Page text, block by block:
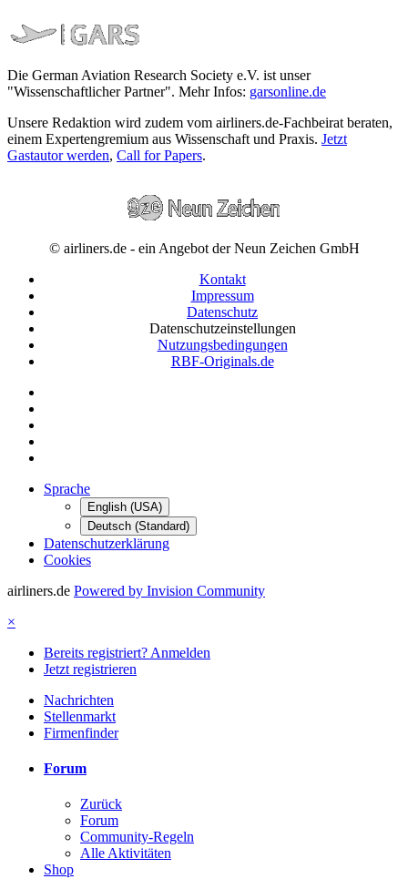
Die German Aviation Research Society e.V. ist unser
"Wissenschaftlicher Partner". Mehr Infos: garsonline.de
Unsere Redaktion wird zudem vom airliners.de-Fachbeirat beraten,
einem Expertengremium aus Wissenschaft und Praxis. Jetzt
Gastautor werden, Call for Papers.
© airliners.de - ein Angebot der Neun Zeichen GmbH
Kontakt
Impressum
Datenschutz
Datenschutzeinstellungen
Nutzungsbedingungen
RBF-Originals.de
Sprache
English (USA)
Deutsch (Standard)
Datenschutzerklärung
Cookies
airliners.de Powered by Invision Community
×
Bereits registriert? Anmelden
Jetzt registrieren
Nachrichten
Stellenmarkt
Firmenfinder
Forum
Zurück
Forum
Community-Regeln
Alle Aktivitäten
Shop